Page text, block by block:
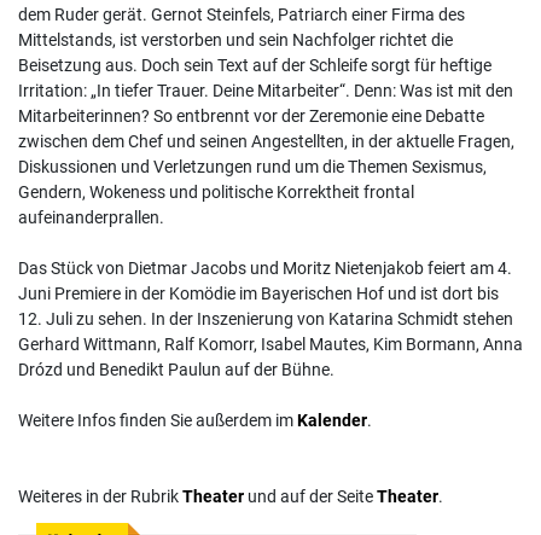
dem Ruder gerät. Gernot Steinfels, Patriarch einer Firma des
Mittelstands, ist verstorben und sein Nachfolger richtet die
Beisetzung aus. Doch sein Text auf der Schleife sorgt für heftige
Irritation: „In tiefer Trauer. Deine Mitarbeiter“. Denn: Was ist mit den
Mitarbeiterinnen? So entbrennt vor der Zeremonie eine Debatte
zwischen dem Chef und seinen Angestellten, in der aktuelle Fragen,
Diskussionen und Verletzungen rund um die Themen Sexismus,
Gendern, Wokeness und politische Korrektheit frontal
aufeinanderprallen.
Das Stück von Dietmar Jacobs und Moritz Nietenjakob feiert am 4.
Juni Premiere in der Komödie im Bayerischen Hof und ist dort bis
12. Juli zu sehen. In der Inszenierung von Katarina Schmidt stehen
Gerhard Wittmann, Ralf Komorr, Isabel Mautes, Kim Bormann, Anna
Drózd und Benedikt Paulun auf der Bühne.
Weitere Infos finden Sie außerdem imKalender.
Weiteres in der RubrikTheater und auf der SeiteTheater.